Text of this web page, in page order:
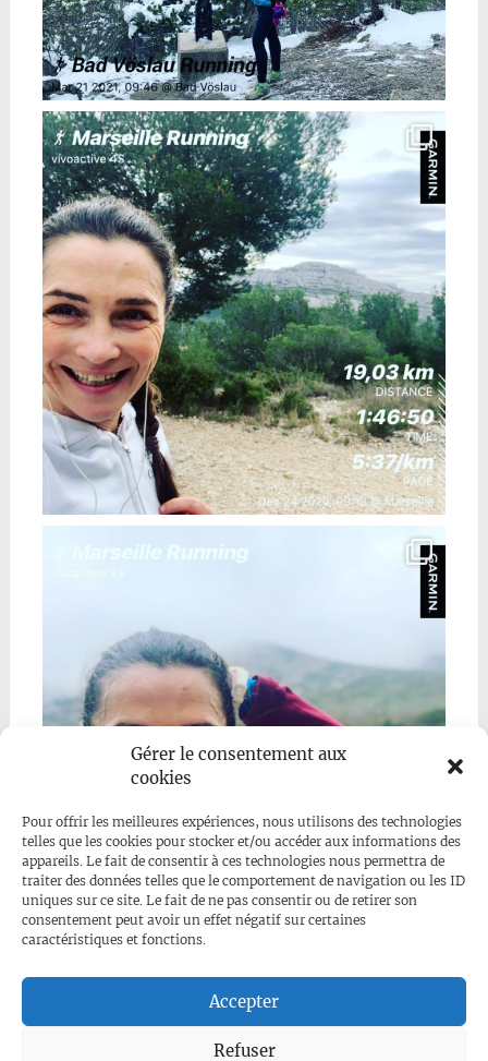
Gérer le consentement aux
cookies
Pour offrir les meilleures expériences, nous utilisons des technologies
telles que les cookies pour stocker et/ou accéder aux informations des
appareils. Le fait de consentir à ces technologies nous permettra de
traiter des données telles que le comportement de navigation ou les ID
uniques sur ce site. Le fait de ne pas consentir ou de retirer son
consentement peut avoir un effet négatif sur certaines
caractéristiques et fonctions.
Accepter
Refuser